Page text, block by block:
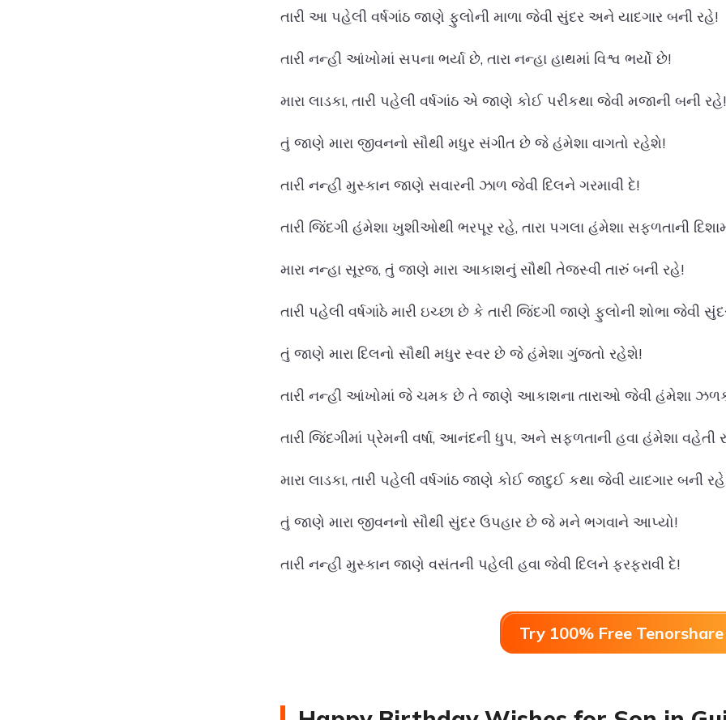
તારી આ પહેલી વર્ષગાંઠ જાણે ફુલોની માળા જેવી સુંદર અને યાદગાર બની રહે!
તારી નન્હી આંખોમાં સપના ભર્યા છે, તારા નન્હા હાથમાં વિશ્વ ભર્યો છે!
મારા લાડકા, તારી પહેલી વર્ષગાંઠ એ જાણે કોઈ પરીકથા જેવી મજાની બની રહે!
તું જાણે મારા જીવનનો સૌથી મધુર સંગીત છે જે હંમેશા વાગતો રહેશે!
તારી નન્હી મુસ્કાન જાણે સવારની ઝાળ જેવી દિલને ગરમાવી દે!
તારી જિંદગી હંમેશા ખુશીઓથી ભરપૂર રહે, તારા પગલા હંમેશા સફળતાની
મારા નન્હા સૂરજ, તું જાણે મારા આકાશનું સૌથી તેજસ્વી તારું બની રહે!
તારી પહેલી વર્ષગાંઠે મારી ઇચ્છા છે કે તારી જિંદગી જાણે ફુલોની શોભા જેવી
તું જાણે મારા દિલનો સૌથી મધુર સ્વર છે જે હંમેશા ગુંજતો રહેશે!
તારી નન્હી આંખોમાં જે ચમક છે તે જાણે આકાશના તારાઓ જેવી હંમેશા
તારી જિંદગીમાં પ્રેમની વર્ષા, આનંદની ધુપ, અને સફળતાની હવા હંમેશા વહેતી
મારા લાડકા, તારી પહેલી વર્ષગાંઠ જાણે કોઈ જાદુઈ કથા જેવી યાદગાર બની
તું જાણે મારા જીવનનો સૌથી સુંદર ઉપહાર છે જે મને ભગવાને આપ્યો!
તારી નન્હી મુસ્કાન જાણે વસંતની પહેલી હવા જેવી દિલને ફરફરાવી દે!
Try 100% Free